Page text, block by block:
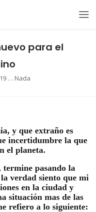
para el
… Nada
y que extraño es
incertidumbre la que
el planeta.
termine pasando la
verdad siento que mi
en la ciudad y
situación mas de las
refiero a lo siguiente: